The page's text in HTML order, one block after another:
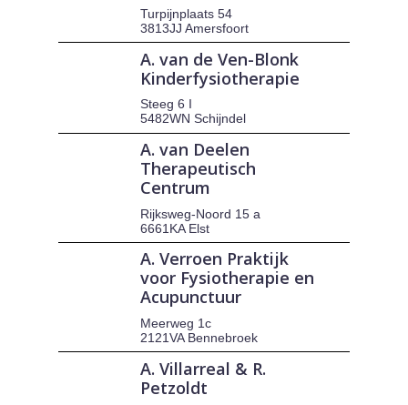
Turpijnplaats 54
3813JJ Amersfoort
A. van de Ven-Blonk
Kinderfysiotherapie
Steeg 6 I
5482WN Schijndel
A. van Deelen
Therapeutisch
Centrum
Rijksweg-Noord 15 a
6661KA Elst
A. Verroen Praktijk
voor Fysiotherapie en
Acupunctuur
Meerweg 1c
2121VA Bennebroek
A. Villarreal & R.
Petzoldt